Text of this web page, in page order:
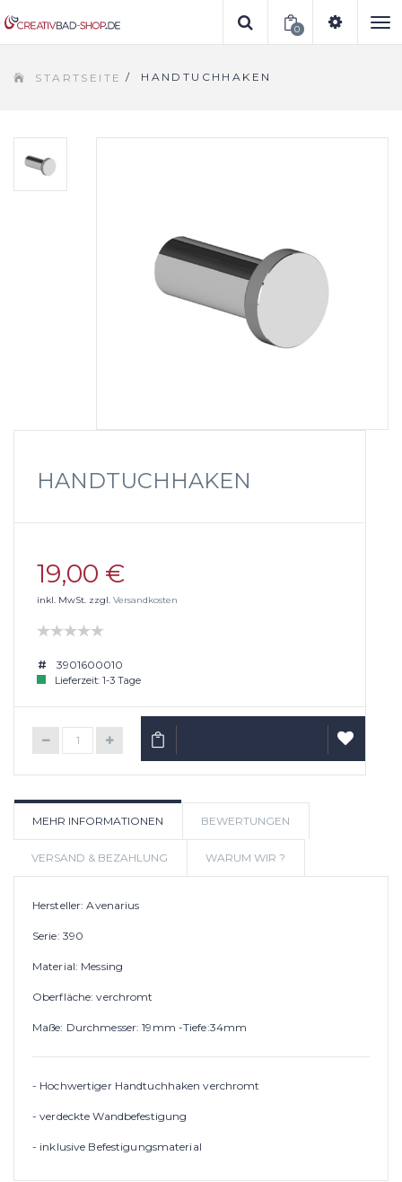
0
STARTSEITE / HANDTUCHHAKEN
HANDTUCHHAKEN
19,00 €
inkl. MwSt. zzgl. Versandkosten
3901600010
Lieferzeit: 1-3 Tage
IN DEN WARENKORB
MEHR INFORMATIONEN BEWERTUNGEN
VERSAND & BEZAHLUNG WARUM WIR ?
Hersteller: Avenarius
Serie: 390
Material: Messing
Oberfläche: verchromt
Maße: Durchmesser: 19mm -Tiefe:34mm
- Hochwertiger Handtuchhaken verchromt
- verdeckte Wandbefestigung
- inklusive Befestigungsmaterial